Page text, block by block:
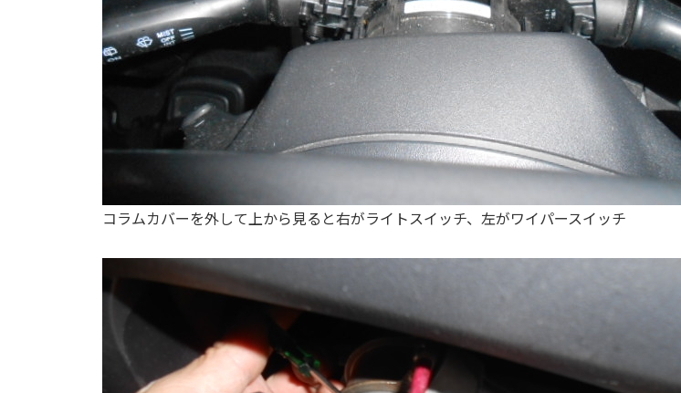
コラムカバーを外して上から見ると右がライトスイッチ、左がワイパースイッチ